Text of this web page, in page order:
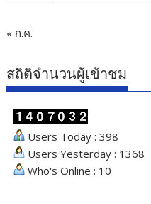
« ก.ค.
สถิติจำนวนผู้เข้าชม
Users Today : 398
Users Yesterday : 1368
Who's Online : 10